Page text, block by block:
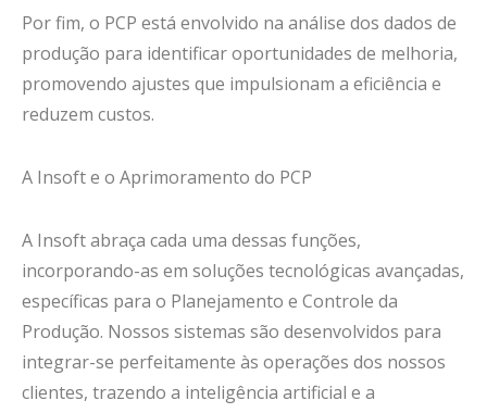
Por fim, o PCP está envolvido na análise dos dados de
produção para identificar oportunidades de melhoria,
promovendo ajustes que impulsionam a eficiência e
reduzem custos.
A Insoft e o Aprimoramento do PCP
A Insoft abraça cada uma dessas funções,
incorporando-as em soluções tecnológicas avançadas,
específicas para o Planejamento e Controle da
Produção. Nossos sistemas são desenvolvidos para
integrar-se perfeitamente às operações dos nossos
clientes, trazendo a inteligência artificial e a